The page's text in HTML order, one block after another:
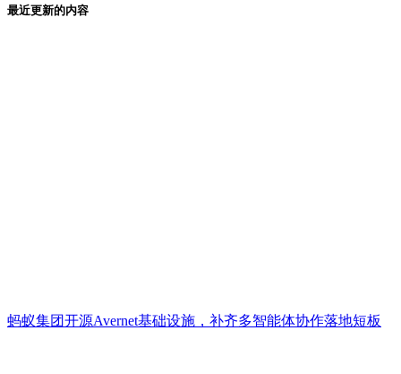
最近更新的内容
蚂蚁集团开源Avernet基础设施，补齐多智能体协作落地短板